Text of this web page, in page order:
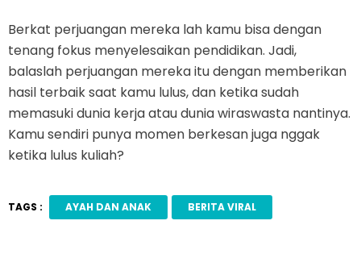
Berkat perjuangan mereka lah kamu bisa dengan
tenang fokus menyelesaikan pendidikan. Jadi,
balaslah perjuangan mereka itu dengan memberikan
hasil terbaik saat kamu lulus, dan ketika sudah
memasuki dunia kerja atau dunia wiraswasta nantinya.
Kamu sendiri punya momen berkesan juga nggak
ketika lulus kuliah?
TAGS : AYAH DAN ANAK BERITA VIRAL